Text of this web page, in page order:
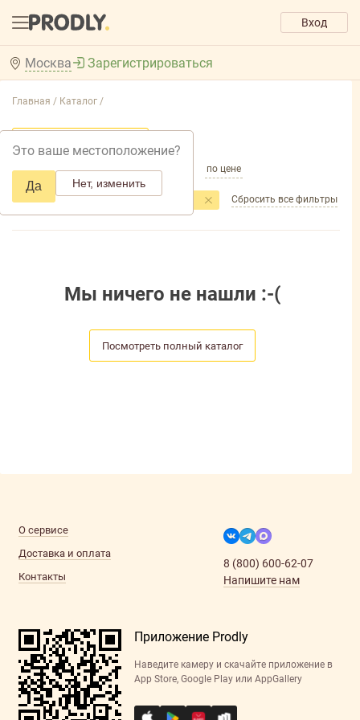
Вход
Москва
Это ваше местоположение?
Да Нет, изменить
Зарегистрироваться
Главная / Каталог /
по популярности по названию по цене
Фильтры Сбросить все фильтры
Мы ничего не нашли :-(
Посмотреть полный каталог
О сервисе
Доставка и оплата
Контакты
8 (800) 600-62-07
Напишите нам
Приложение Prodly
Наведите камеру и скачайте приложение в
App Store, Google Play или AppGallery